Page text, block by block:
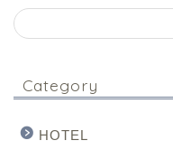
Category
HOTEL